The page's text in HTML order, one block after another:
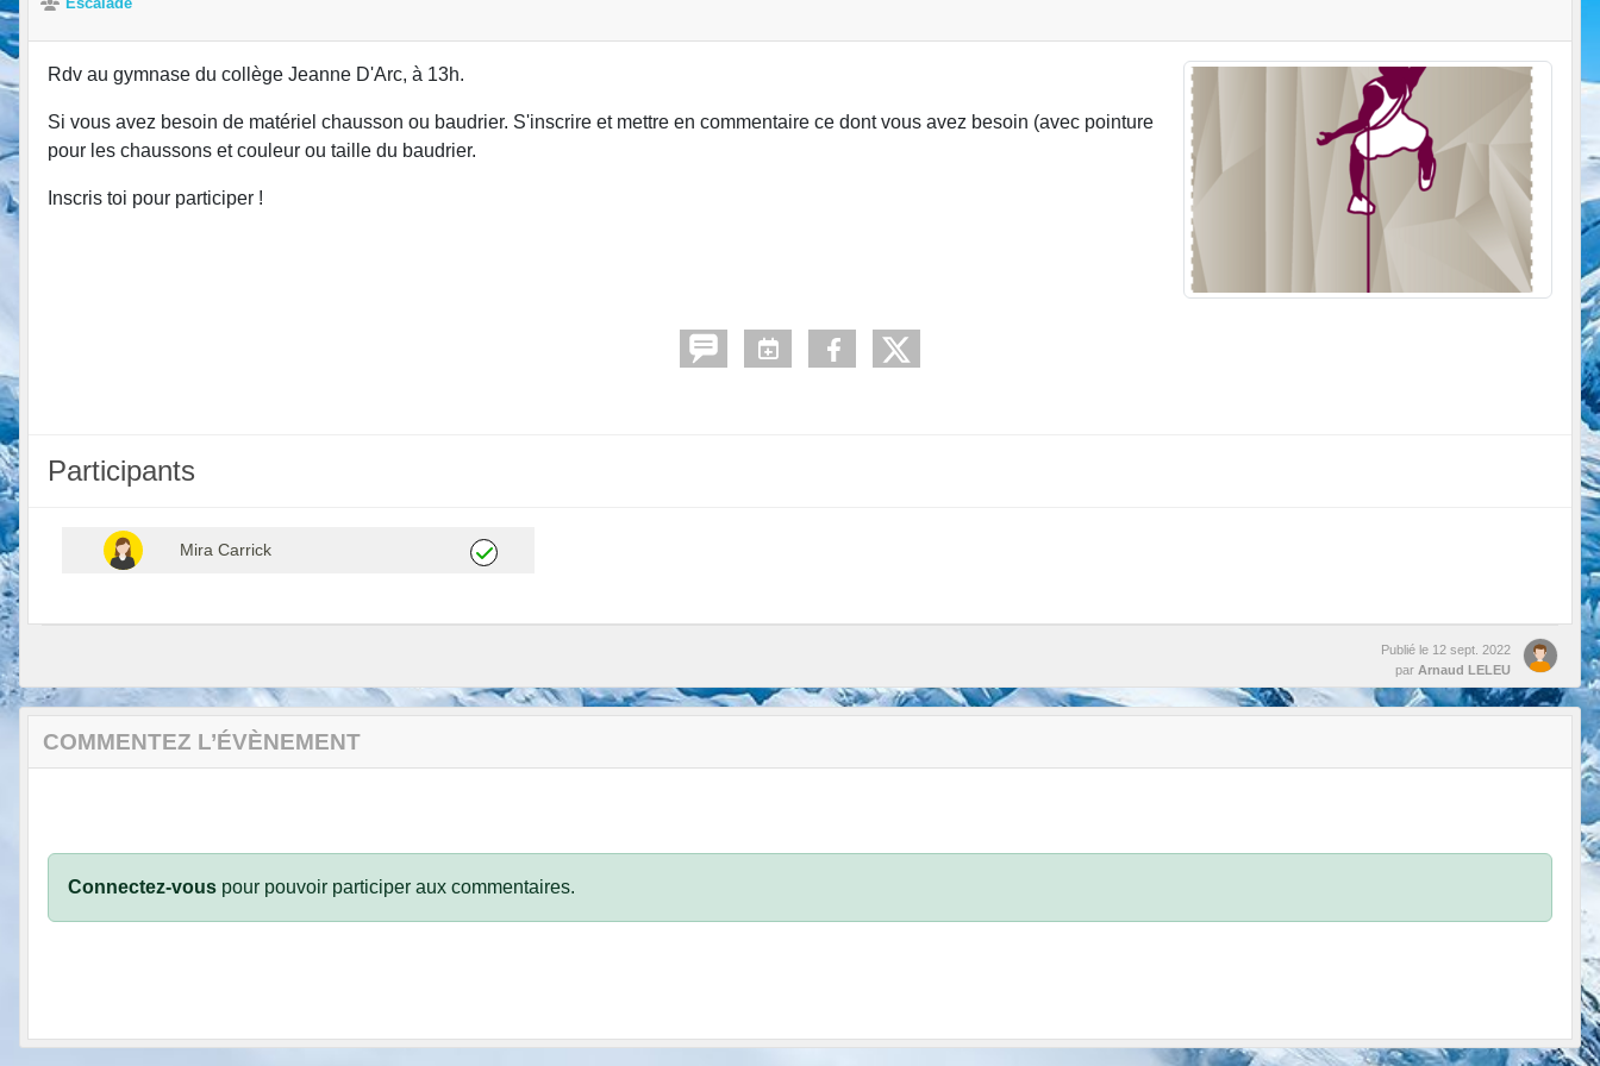
Rdv au gymnase du collège Jeanne D'Arc, à 13h.
Si vous avez besoin de matériel chausson ou baudrier. S'inscrire et mettre en commentaire ce dont vous avez besoin (avec pointure
pour les chaussons et couleur ou taille du baudrier.
Inscris toi pour participer !
Participants
Mira Carrick
Publié le 12 sept. 2022
par Arnaud LELEU
COMMENTEZ L’ÉVÈNEMENT
Connectez-vous pour pouvoir participer aux commentaires.